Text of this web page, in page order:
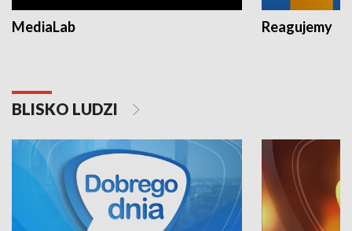
MediaLab Reagujemy
BLISKO LUDZI